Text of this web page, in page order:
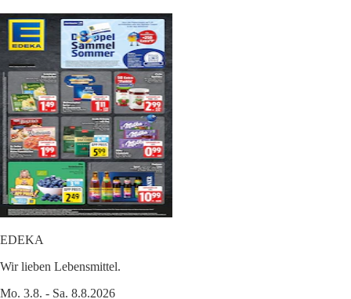
EDEKA
Wir lieben Lebensmittel.
Mo. 3.8. - Sa. 8.8.2026